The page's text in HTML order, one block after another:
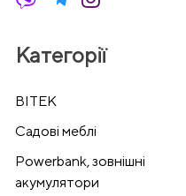
Категорії
BITEK
Cадові меблі
Powerbank, зовнішні
акумулятори